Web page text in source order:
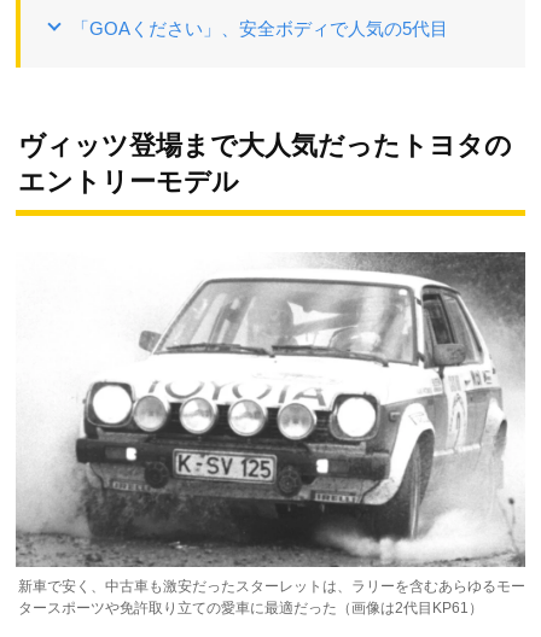
「GOAください」、安全ボディで人気の5代目
ヴィッツ登場まで大人気だったトヨタの
エントリーモデル
新車で安く、中古車も激安だったスターレットは、ラリーを含むあらゆるモー
タースポーツや免許取り立ての愛車に最適だった（画像は2代目KP61）